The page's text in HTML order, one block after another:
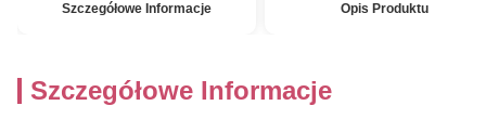
Szczegółowe Informacje Opis Produktu
Szczegółowe Informacje